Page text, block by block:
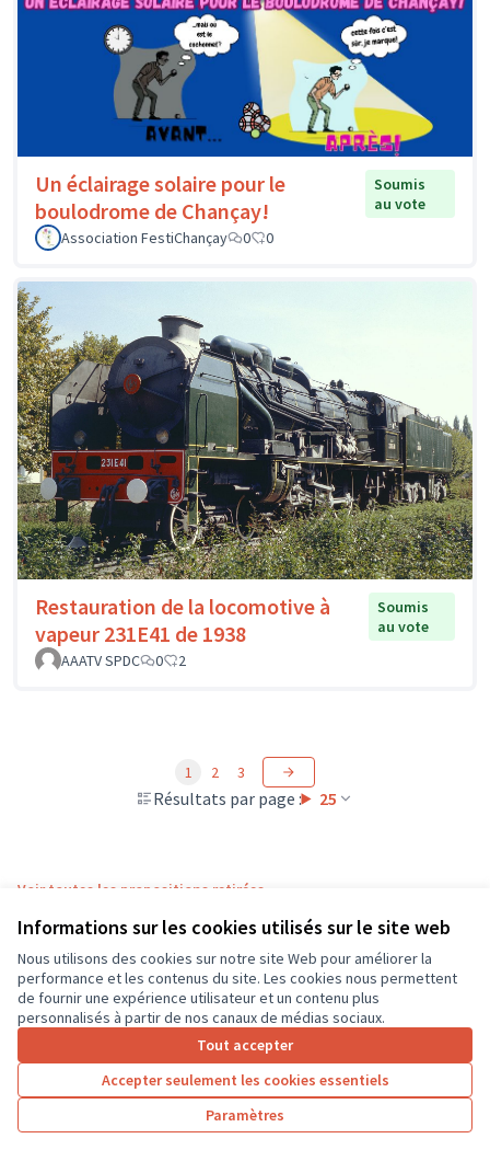
Informations sur les cookies utilisés sur le site web
Nous utilisons des cookies sur notre site Web pour améliorer la
performance et les contenus du site. Les cookies nous permettent
de fournir une expérience utilisateur et un contenu plus
personnalisés à partir de nos canaux de médias sociaux.
Tout accepter
Accepter seulement les cookies essentiels
Paramètres
Un éclairage solaire pour le
boulodrome de Chançay!
Soumis
au vote
Association FestiChançay
0 0
Restauration de la locomotive à
vapeur 231E41 de 1938
Soumis
au vote
AAATV SPDC
0 2
Résultats par page : 25
1 2 3
Voir toutes les propositions retirées
Conditions d'utilisation
Paramètres des cookies
CD37 sur X
(Lien externe)
CD37 sur Facebook
CD37 sur Instagram
CD37 sur YouTube
(Lien externe)
Site réalisé grâce aulogiciel libre Decidim .
Licence
(Lien